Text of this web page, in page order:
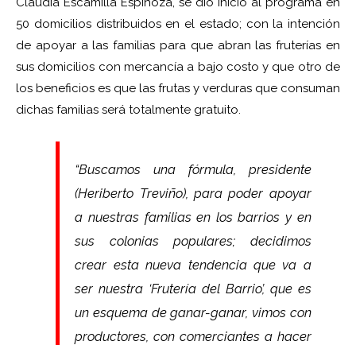
50 domicilios distribuidos en el estado; con la intención
de apoyar a las familias para que abran las fruterías en
sus domicilios con mercancía a bajo costo y que otro de
los beneficios es que las frutas y verduras que consuman
dichas familias será totalmente gratuito.
“Buscamos una fórmula, presidente
(Heriberto Treviño), para poder apoyar
a nuestras familias en los barrios y en
sus colonias populares; decidimos
crear esta nueva tendencia que va a
ser nuestra ‘Frutería del Barrio’, que es
un esquema de ganar-ganar, vimos con
productores, con comerciantes a hacer